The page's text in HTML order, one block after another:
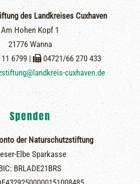
des Landkreises Cuxhaven
Am Hohen Kopf 1
21776 Wanna
6799 |
04721/66 270 433
cuxhaven.de
Spenden
der Naturschutzstiftung
Elbe Sparkasse
BRLADE21BRS